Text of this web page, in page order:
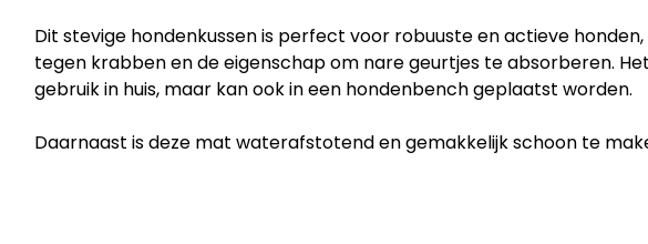
Dit stevige hondenkussen is perfect voor robuuste en actieve
tegen krabben en de eigenschap om nare geurtjes te absorberen.
gebruik in huis, maar kan ook in een hondenbench geplaatst worden.
Daarnaast is deze mat waterafstotend en gemakkelijk schoon te